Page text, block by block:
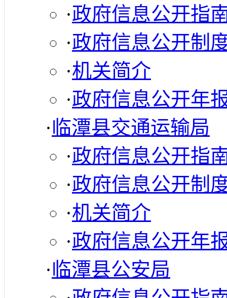
·政府信息公开指
·政府信息公开制
·机关简介
·政府信息公开年
·临潭县交通运输局
·政府信息公开指
·政府信息公开制
·机关简介
·政府信息公开年
·临潭县公安局